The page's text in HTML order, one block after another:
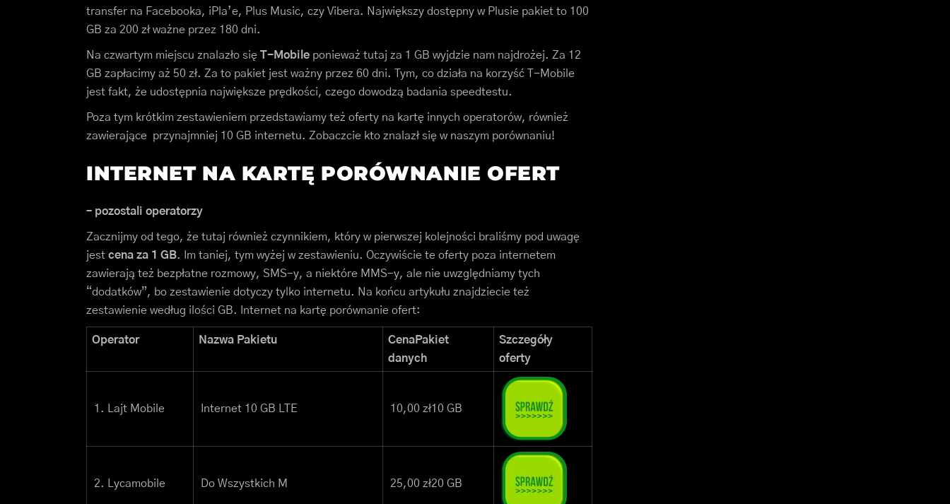
transfer na Facebooka, iPla’e, Plus Music, czy Vibera. Największy dostępny w Plusie pakiet to 100
GB za 200 zł ważne przez 180 dni.
Na czwartym miejscu znalazło się T-Mobile ponieważ tutaj za 1 GB wyjdzie nam najdrożej. Za 12
GB zapłacimy aż 50 zł. Za to pakiet jest ważny przez 60 dni. Tym, co działa na korzyść T-Mobile
jest fakt, że udostępnia największe prędkości, czego dowodzą badania speedtestu.
Poza tym krótkim zestawieniem przedstawiamy też oferty na kartę innych operatorów, również
zawierające przynajmniej 10 GB internetu. Zobaczcie kto znalazł się w naszym porównaniu!
INTERNET NA KARTĘ PORÓWNANIE OFERT
– pozostali operatorzy
Zacznijmy od tego, że tutaj również czynnikiem, który w pierwszej kolejności braliśmy pod uwagę
jest cena za 1 GB. Im taniej, tym wyżej w zestawieniu. Oczywiście te oferty poza internetem
zawierają też bezpłatne rozmowy, SMS-y, a niektóre MMS-y, ale nie uwzględniamy tych
“dodatków”, bo zestawienie dotyczy tylko internetu. Na końcu artykułu znajdziecie też
zestawienie według ilości GB. Internet na kartę porównanie ofert:
Operator Nazwa Pakietu
CenaPakiet
danych
Szczegóły
oferty
1. Lajt Mobile Internet 10 GB LTE 10,00 zł10 GB
2. Lycamobile Do Wszystkich M 25,00 zł20 GB